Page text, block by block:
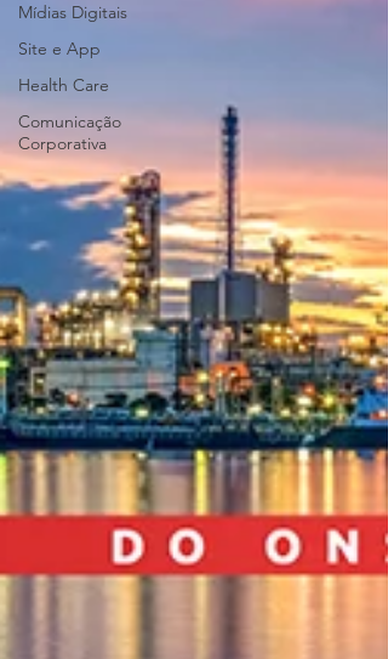
Mídias Digitais
Site e App
Health Care
Comunicação
Corporativa